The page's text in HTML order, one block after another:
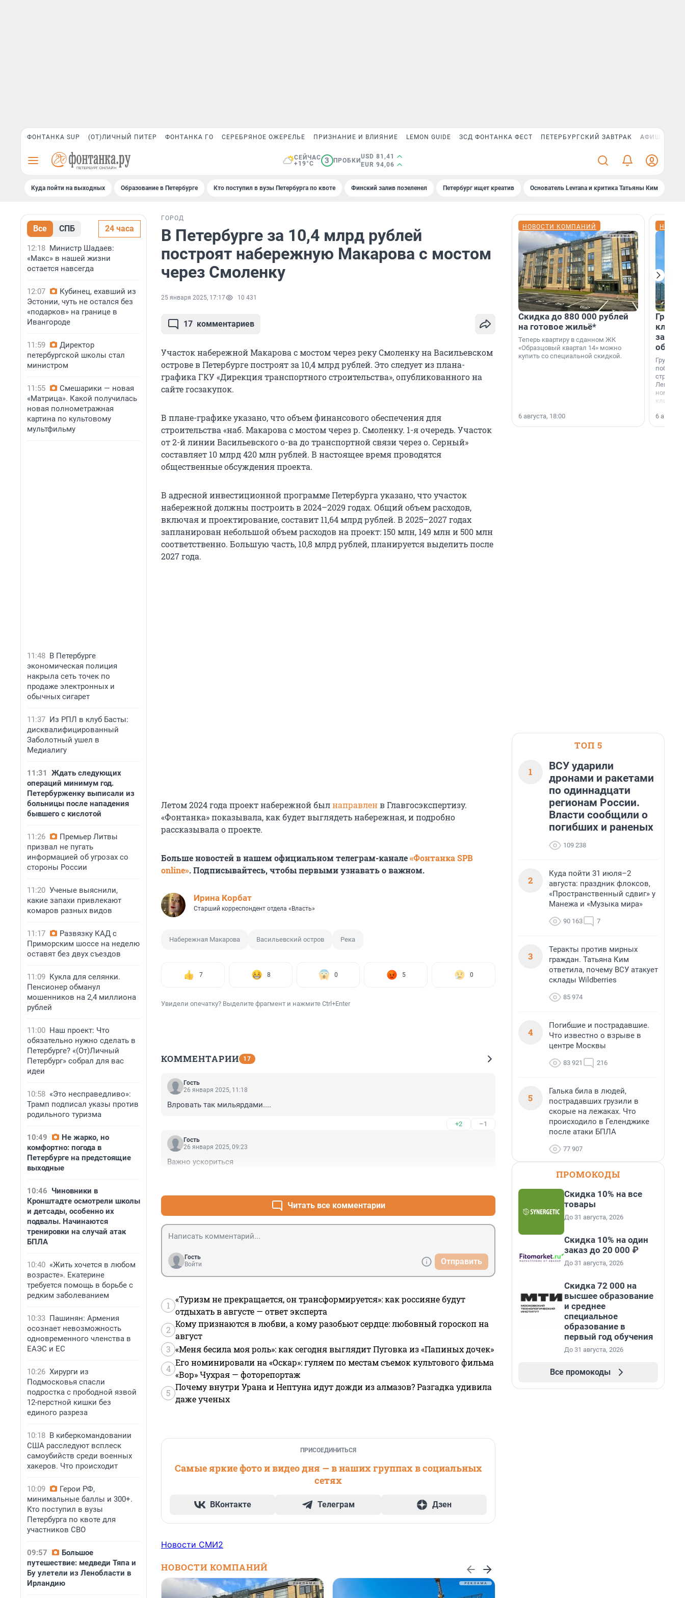
ФОНТАНКА SUP (ОТ)ЛИЧНЫЙ ПИТЕР ФОНТАНКА ГО СЕРЕБРЯНОЕ ОЖЕРЕЛЬЕ ПРИЗНАНИЕ И ВЛИЯНИЕ LEMON GUIDE ЗСД ФОНТАНКА ФЕСТ ПЕТЕРБУРГСКИЙ ЗАВТРАК АФИША PLUS
СЕЙЧАС
+19°C
3 ПРОБКИ
USD 81,41
EUR 94,06
Куда пойти на выходных Образование в Петербурге Кто поступил в вузы Петербурга по квоте Финский залив позеленел Петербург ищет креатив Основатель Levrana и критика Татьяны Ким
Все СПБ 24 часа
12:18 Министр Шадаев:
«Макс» в нашей жизни
остается навсегда
12:07
Кубинец, ехавший из
Эстонии, чуть не остался без
«подарков» на границе в
Ивангороде
11:59
Директор
петербургской школы стал
министром
11:55
Смешарики — новая
«Матрица». Какой получилась
новая полнометражная
картина по культовому
мультфильму
11:48 В Петербурге
экономическая полиция
накрыла сеть точек по
продаже электронных и
обычных сигарет
11:37 Из РПЛ в клуб Басты:
дисквалифицированный
Заболотный ушел в
Медиалигу
11:31
Ждать следующих
операций минимум год.
Петербурженку выписали из
больницы после нападения
бывшего с кислотой
11:26
Премьер Литвы
призвал не пугать
информацией об угрозах со
стороны России
11:20 Ученые выяснили,
какие запахи привлекают
комаров разных видов
11:17
Развязку КАД с
Приморским шоссе на неделю
оставят без двух съездов
11:09 Кукла для селянки.
Пенсионер обманул
мошенников на 2,4 миллиона
рублей
11:00 Наш проект: Что
обязательно нужно сделать в
Петербурге? «(От)Личный
Петербург» собрал для вас
идеи
10:58 «Это несправедливо»:
Трамп подписал указы против
родильного туризма
10:49
Не жарко, но
комфортно: погода в
Петербурге на предстоящие
выходные
10:46 Чиновники в
Кронштадте осмотрели школы
и детсады, особенно их
подвалы. Начинаются
тренировки на случай атак
БПЛА
10:40 «Жить хочется в любом
возрасте». Екатерине
требуется помощь в борьбе с
редким заболеванием
10:33 Пашинян: Армения
осознает невозможность
одновременного членства в
ЕАЭС и ЕС
10:26 Хирурги из
Подмосковья спасли
подростка с прободной язвой
12-перстной кишки без
единого разреза
10:18 В киберкомандовании
США расследуют всплеск
самоубийств среди военных
хакеров. Что происходит
10:09
Герои РФ,
минимальные баллы и 300+.
Кто поступил в вузы
Петербурга по квоте для
участников СВО
09:57
Большое
путешествие: медведи Тяпа и
Бу улетели из Ленобласти в
Ирландию
ГОРОД
В Петербурге за 10,4 млрд рублей
построят набережную Макарова с мостом
через Смоленку
25 января 2025, 17:17 10 431
17 комментариев
Участок набережной Макарова с мостом через реку Смоленку на Васильевском
острове в Петербурге построят за 10,4 млрд рублей. Это следует из плана-
графика ГКУ «Дирекция транспортного строительства», опубликованного на
сайте госзакупок.
В плане-графике указано, что объем финансового обеспечения для
строительства «наб. Макарова с мостом через р. Смоленку. 1-я очередь. Участок
от 2-й линии Васильевского о-ва до транспортной связи через о. Серный»
составляет 10 млрд 420 млн рублей. В настоящее время проводятся
общественные обсуждения проекта.
В адресной инвестиционной программе Петербурга указано, что участок
набережной должны построить в 2024–2029 годах. Общий объем расходов,
включая и проектирование, составит 11,64 млрд рублей. В 2025–2027 годах
запланирован небольшой объем расходов на проект: 150 млн, 149 млн и 500 млн
соответственно. Большую часть, 10,8 млрд рублей, планируется выделить после
2027 года.
Летом 2024 года проект набережной былнаправленв Главгосэкспертизу.
«Фонтанка» показывала, как будет выглядеть набережная, и подробно
рассказывала о проекте.
Больше новостей в нашем официальном телеграм-канале«Фонтанка SPB
online». Подписывайтесь, чтобы первыми узнавать о важном.
Иpина Корбат
Старший корреспондент отдела «Власть»
Набережная Макарова Васильевский остров Река
7 8 0 5 0
Увидели опечатку? Выделите фрагмент и нажмите Ctrl+Enter
КОММЕНТАРИИ 17
Гость
26 января 2025, 11:18
Влровать так мильярдами....
+2 –1
Гость
26 января 2025, 09:23
Важно ускориться
Читать все комментарии
Гость
Войти
Отправить
1
«Туризм не прекращается, он трансформируется»: как россияне будут
отдыхать в августе — ответ эксперта
2
Кому признаются в любви, а кому разобьют сердце: любовный гороскоп на
август
3 «Меня бесила моя роль»: как сегодня выглядит Пуговка из «Папиных дочек»
4
Его номинировали на «Оскар»: гуляем по местам съемок культового фильма
«Вор» Чухрая — фоторепортаж
5
Почему внутри Урана и Нептуна идут дожди из алмазов? Разгадка удивила
даже ученых
ПРИСОЕДИНИТЬСЯ
Самые яркие фото и видео дня — в наших группах в социальных
сетях
ВКонтакте Телеграм Дзен
Новости СМИ2
НОВОСТИ КОМПАНИЙ
НОВОСТИ КОМПАНИЙ
Скидка до 880 000 рублей
на готовое жильё*
Теперь квартиру в сданном ЖК
«Образцовый квартал 14» можно
купить со специальной скидкой.
6 августа, 18:00
Группа
области».
6
ТОП 5
1
ВСУ ударили
дронами и ракетами
по одиннадцати
регионам России.
Власти сообщили о
погибших и раненых
109 238
2
Куда пойти 31 июля–2
августа: праздник флоксов,
«Пространственный сдвиг» у
Манежа и «Музыка мира»
90 163 7
3
Теракты против мирных
граждан. Татьяна Ким
ответила, почему ВСУ атакует
склады Wildberries
85 974
4
Погибшие и пострадавшие.
Что известно о взрыве в
центре Москвы
83 921 216
5
Галька била в людей,
пострадавших грузили в
скорые на лежаках. Что
происходило в Геленджике
после атаки БПЛА
77 907
ПРОМОКОДЫ
Скидка 10% на все
товары
До 31 августа, 2026
Скидка 10% на один
заказ до 20 000 ₽
До 31 августа, 2026
Скидка 72 000 на
высшее образование
и среднее
специальное
образование в
первый год обучения
До 31 августа, 2026
Все промокоды